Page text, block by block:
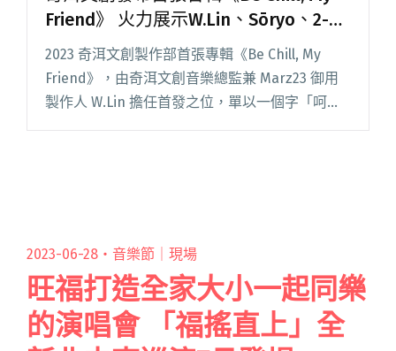
Friend》 火力展示W.Lin、Sōryo、2-
CHI等製作人單曲
2023 奇洱文創製作部首張專輯《Be Chill, My
Friend》，由奇洱文創音樂總監兼 Marz23 御用
製作人 W.Lin 擔任首發之位，單以一個字「呵」
便帶來來極具爆發力的開場。專輯曲目也包含：
2023-06-28・ 音樂節｜現場
旺福打造全家大小一起同樂
的演唱會 「福搖直上」全